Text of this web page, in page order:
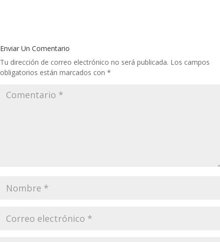
Enviar Un Comentario
Tu dirección de correo electrónico no será publicada. Los campos
obligatorios están marcados con *